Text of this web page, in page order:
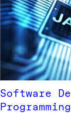
Software
Programming